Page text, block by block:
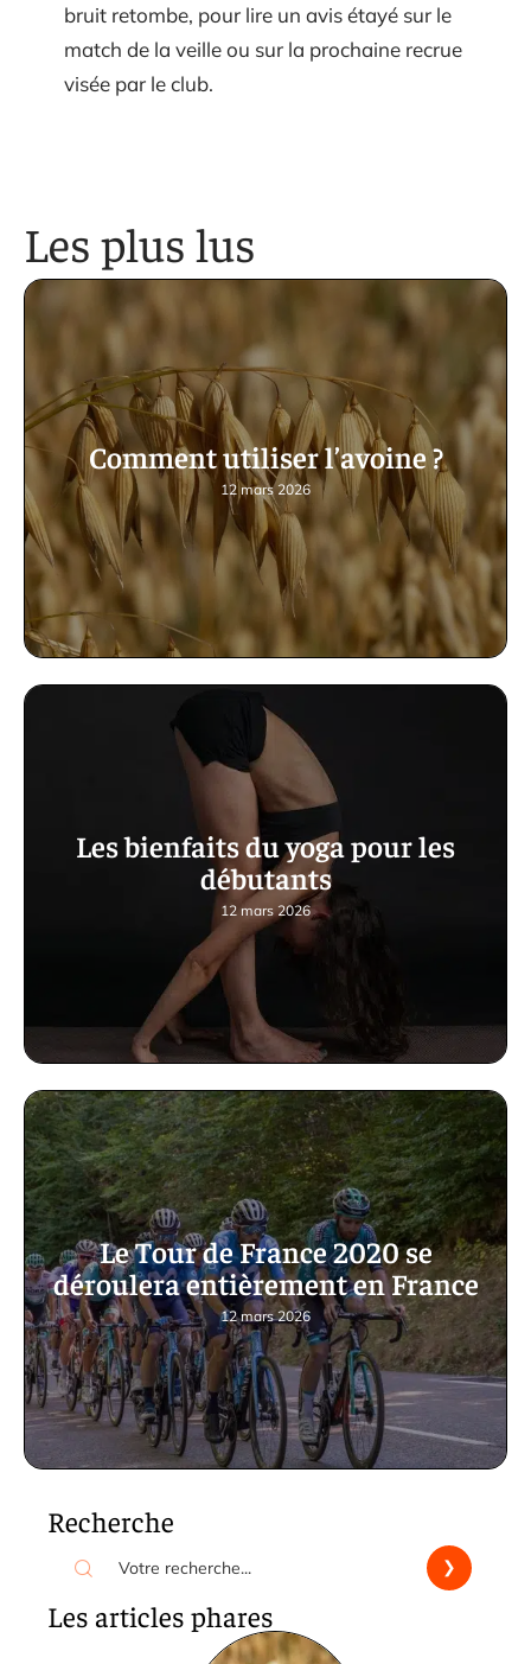
bruit retombe, pour lire un avis étayé sur le
match de la veille ou sur la prochaine recrue
visée par le club.
Les plus lus
Comment utiliser l’avoine ?
12 mars 2026
Les bienfaits du yoga pour les
débutants
12 mars 2026
Le Tour de France 2020 se
déroulera entièrement en France
12 mars 2026
Recherche
Les articles phares